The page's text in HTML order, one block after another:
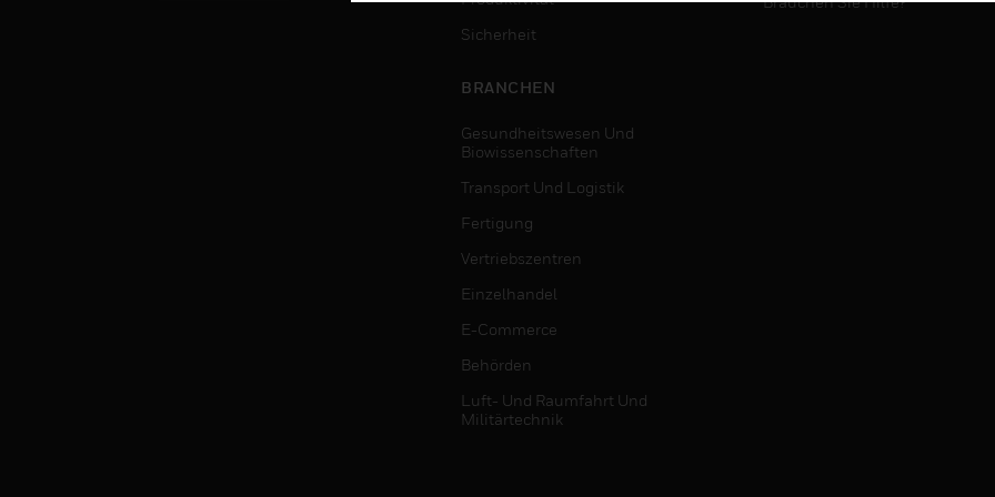
Sicherheit
BRANCHEN
Gesundheitswesen Und
Biowissenschaften
Transport Und Logistik
Fertigung
Vertriebszentren
Einzelhandel
E-Commerce
Behörden
Luft- Und Raumfahrt Und
Militärtechnik